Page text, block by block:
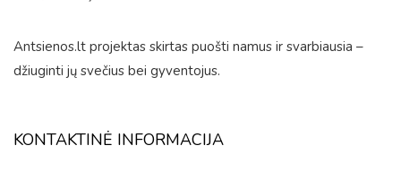
Antsienos.lt projektas skirtas puošti namus ir svarbiausia –
džiuginti jų svečius bei gyventojus.
KONTAKTINĖ INFORMACIJA